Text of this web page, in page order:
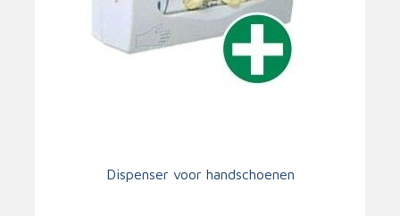
Dispenser voor handschoenen